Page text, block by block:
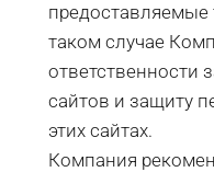
предоставляемые
таком случае
ответственности
сайтов и защиту
этих сайтах.
Компания